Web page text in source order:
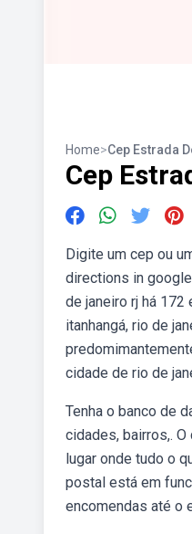
Home>Cep Estrada
Cep
Digite um cep ou
directions in
de janeiro rj há
itanhangá, rio de
cidade de rio de
Tenha o banco de
cidades, bairros,.
lugar onde tudo o
postal está em
encomendas até o